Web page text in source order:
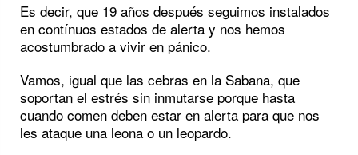
Es decir, que 19 años después seguimos instalados
en contínuos estados de alerta y nos hemos
acostumbrado a vivir en pánico.
Vamos, igual que las cebras en la Sabana, que
soportan el estrés sin inmutarse porque hasta
cuando comen deben estar en alerta para que nos
les ataque una leona o un leopardo.